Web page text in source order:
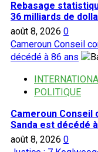
Rebasage
36 milliards de
août 8, 2026 0
Cameroun Conseil
décédé à 86 ans
POLITIQUE
Cameroun Conseil
Sanda est décédé
août 8, 2026 0